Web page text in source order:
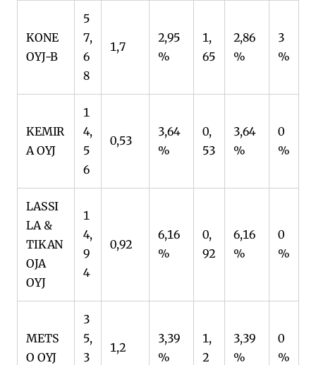
KONE
OYJ-B
5
7,
6
8
1,7
2,95
%
1,
65
2,86
%
3
%
KEMIR
A OYJ
1
4,
5
6
0,53
3,64
%
0,
53
3,64
%
0
%
LASSI
LA &
TIKAN
OJA
OYJ
1
4,
9
4
0,92
6,16
%
0,
92
6,16
%
0
%
METS
O OYJ
3
5,
3
1,2
3,39
%
1,
2
3,39
%
0
%